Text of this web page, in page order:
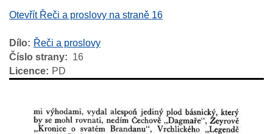
Otevřít Řeči a proslovy na straně 16
Dílo
Řeči a proslovy
Číslo strany
16
Licence
PD